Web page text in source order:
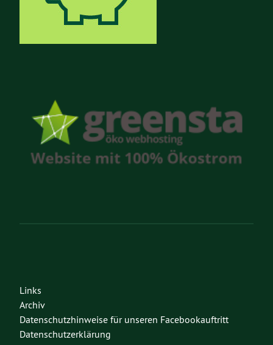
Links
Archiv
Datenschutzhinweise für unseren Facebookauftritt
Datenschutzerklärung